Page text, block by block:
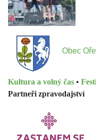
Obec
Kultura a volný čas •
Partneři zpravodajství